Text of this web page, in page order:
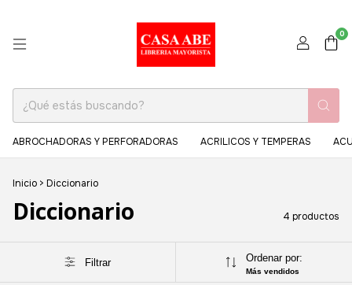
0
ABROCHADORAS Y PERFORADORAS ACRILICOS Y TEMPERAS
Inicio > Diccionario
Diccionario 4 productos
Filtrar Ordenar por:
Más vendidos